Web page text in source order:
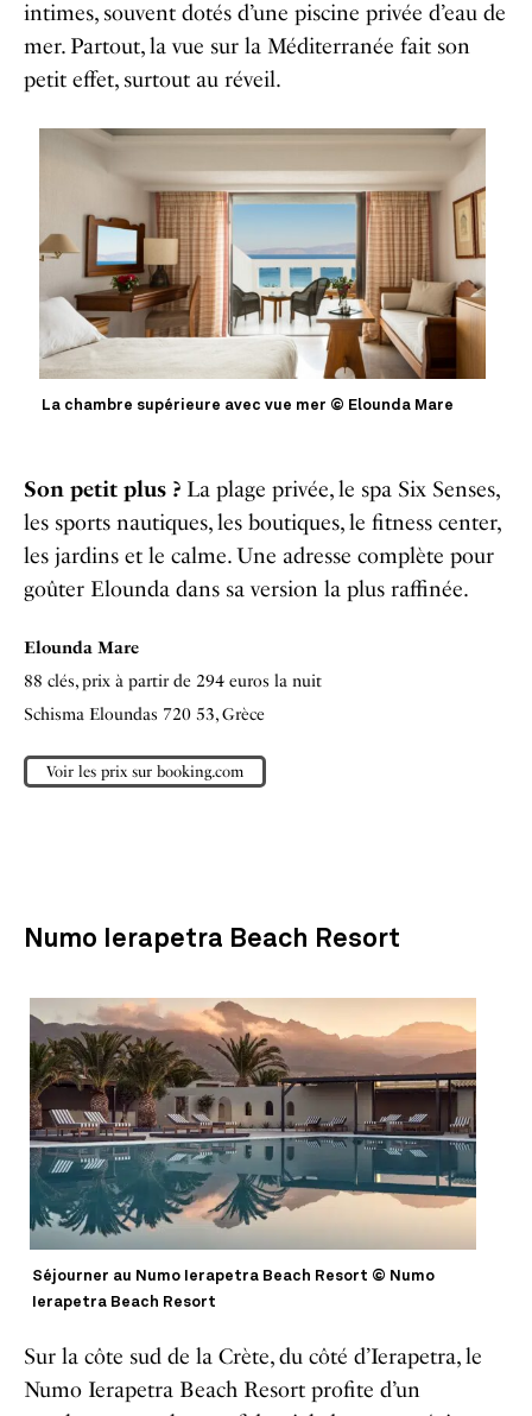
intimes, souvent dotés d’une piscine privée d’eau de
mer. Partout, la vue sur la Méditerranée fait son
petit effet, surtout au réveil.
La chambre supérieure avec vue mer © Elounda Mare
Son petit plus ? La plage privée, le spa Six Senses,
les sports nautiques, les boutiques, le fitness center,
les jardins et le calme. Une adresse complète pour
goûter Elounda dans sa version la plus raffinée.
Elounda Mare
88 clés, prix à partir de 294 euros la nuit
Schisma Eloundas 720 53, Grèce
Voir les prix sur booking.com
Numo Ierapetra Beach Resort
Séjourner au Numo Ierapetra Beach Resort © Numo
Ierapetra Beach Resort
Sur la côte sud de la Crète, du côté d’Ierapetra, le
Numo Ierapetra Beach Resort profite d’un